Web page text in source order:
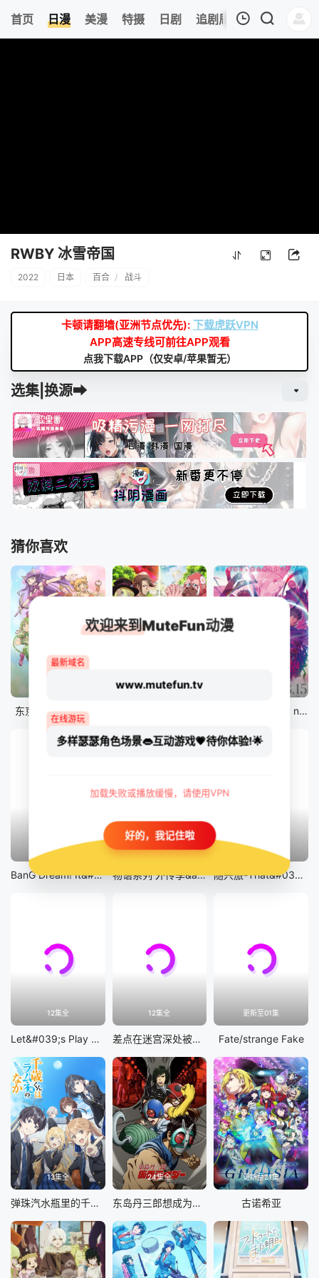
首页 日漫 美漫 特摄 日剧 追剧周表 今日更新
RWBY 冰雪帝国
2022 日本 百合 / 战斗
卡顿请翻墙(亚洲节点优先): 下载虎跃VPN
APP高速专线可前往APP观看
点我下载APP（仅安卓/苹果暂无）
选集|换源➡
猜你喜欢
东京猫猫 NEW～♡
12集全
剧场版 Fate/stay night [Heaven&#039;s Feel] III.spring song
13集全
BanG Dream! It&#039;s MyGO!!!!!
14集全
物语系列 外传季&amp;怪物季
12集全
随兴旅-That&#039;s Journey-
12集全
Let&#039;s Play 充满挑战的人生
12集全
差点在迷宫深处被信任的伙伴杀掉，但靠着天赐技能「无限扭蛋」获得等级9999的伙伴，我要向前队友和世界展开复仇&amp;「给他们好看！」
更新至01集
Fate/strange Fake
13集全
弹珠汽水瓶里的千岁同学
24集全
东岛丹三郎想成为假面骑士
更新至21集
古诺希亚
欢迎来到MuteFun动漫
最新域名
www.mutefun.tv
在线游玩
多样瑟瑟角色场景👄互动游戏💗待你体验!🌟
加载失败或播放缓慢，请使用VPN
好的，我记住啦